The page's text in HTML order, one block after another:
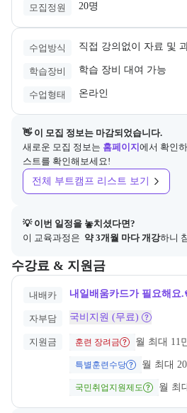
모집정원 20명
수업방식 직접 강의없이 자료 및
학습장비 학습 장비 대여 가능
수업형태 온라인
👋 이 모집 정보는 마감되었습니다.
새로운 모집 정보는 홈페이지 에서 확인
스트를 확인해보세요!
전체 부트캠프 리스트 보기
💡 이번 일정을 놓치셨다면?
이 교육과정은 약 3개월 마다 개강하니
수강료 & 지원금
교육과정의 비용 및 결제 관련 정보를
내배카 내일배움카드가 필요해요
자부담 국비지원 (무료)
지원금 훈련 장려금 월 최대 11
특별훈련수당 월 최대
국민취업지원제도 월 최